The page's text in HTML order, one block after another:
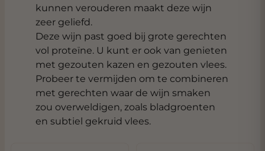
kunnen verouderen maakt deze wijn
zeer geliefd.
Deze wijn past goed bij grote gerechten
vol proteïne. U kunt er ook van genieten
met gezouten kazen en gezouten vlees.
Probeer te vermijden om te combineren
met gerechten waar de wijn smaken
zou overweldigen, zoals bladgroenten
en subtiel gekruid vlees.